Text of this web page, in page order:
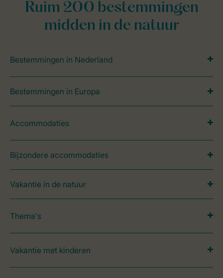
Ruim 200 bestemmingen
midden in de natuur
Bestemmingen in Nederland
Bestemmingen in Europa
Accommodaties
Bijzondere accommodaties
Vakantie in de natuur
Thema's
Vakantie met kinderen